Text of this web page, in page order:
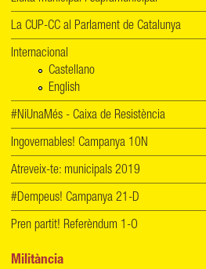
La CUP-CC al Parlament de Catalunya
Internacional
Castellano
English
#NiUnaMés - Caixa de Resistència
Ingovernables! Campanya 10N
Atreveix-te: municipals 2019
#Dempeus! Campanya 21-D
Pren partit! Referèndum 1-O
Militància